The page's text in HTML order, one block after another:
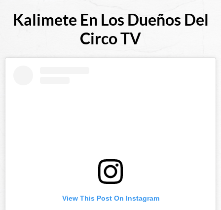
Kalimete En Los Dueños Del
Circo TV
View This Post On Instagram